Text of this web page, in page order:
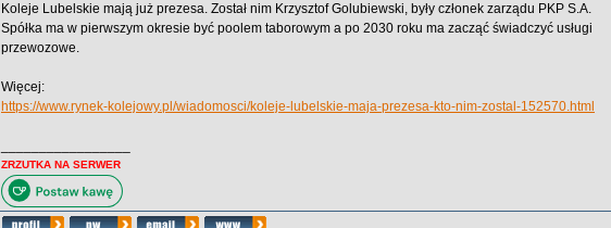
Koleje Lubelskie mają już prezesa. Został nim Krzysztof Golubiewski, były członek zarządu PKP S.A.
Spółka ma w pierwszym okresie być poolem taborowym a po 2030 roku ma zacząć świadczyć usługi
przewozowe.
Więcej:
https://www.rynek-kolejowy.pl/wiadomosci/koleje-lubelskie-maja-prezesa-kto-nim-zostal-152570.html
ZRZUTKA NA SERWER